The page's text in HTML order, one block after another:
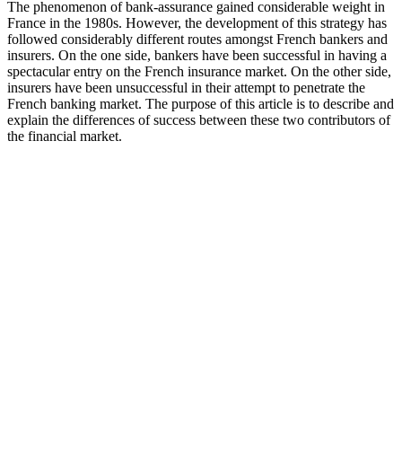
The phenomenon of bank-assurance gained considerable weight in
France in the 1980s. However, the development of this strategy has
followed considerably different routes amongst French bankers and
insurers. On the one side, bankers have been successful in having a
spectacular entry on the French insurance market. On the other side,
insurers have been unsuccessful in their attempt to penetrate the
French banking market. The purpose of this article is to describe and
explain the differences of success between these two contributors of
the financial market.